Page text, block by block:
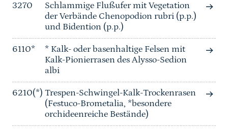
3270
Schlammige Flußufer mit Vegetation
der Verbände Chenopodion rubri (p.p.)
und Bidention (p.p.)
6110*
* Kalk- oder basenhaltige Felsen mit
Kalk-Pionierrasen des Alysso-Sedion
albi
6210(*) Trespen-Schwingel-Kalk-Trockenrasen
(Festuco-Brometalia, *besondere
orchideenreiche Bestände)